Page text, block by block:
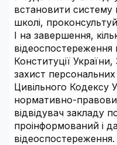
встановити систему
школі,
І на завершення,
відеоспостереження
Конституції
захист
Цивільного Кодексу
нормативно-
відвідувач закладу
проінформований і